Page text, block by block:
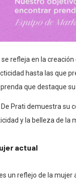
refleja en la creación
hasta las que
que destaque
Prati demuestra su
y la belleza de la
actual
un reflejo de la mujer